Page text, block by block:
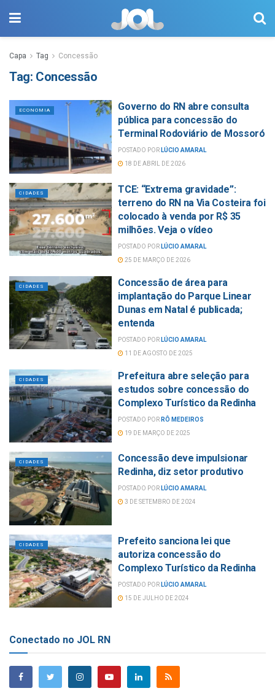
Capa Tag Concessão
Tag: Concessão
ECONOMIA
Governo do RN abre consulta
pública para concessão do
Terminal Rodoviário de Mossoró
POSTADO POR LÚCIO AMARAL
18 DE ABRIL DE 2026
CIDADES
TCE: “Extrema gravidade”:
terreno do RN na Via Costeira foi
colocado à venda por R$ 35
milhões. Veja o vídeo
POSTADO POR LÚCIO AMARAL
25 DE MARÇO DE 2026
CIDADES
Concessão de área para
implantação do Parque Linear
Dunas em Natal é publicada;
entenda
POSTADO POR LÚCIO AMARAL
11 DE AGOSTO DE 2025
CIDADES
Prefeitura abre seleção para
estudos sobre concessão do
Complexo Turístico da Redinha
POSTADO POR RÔ MEDEIROS
19 DE MARÇO DE 2025
CIDADES
Concessão deve impulsionar
Redinha, diz setor produtivo
POSTADO POR LÚCIO AMARAL
3 DE SETEMBRO DE 2024
CIDADES
Prefeito sanciona lei que
autoriza concessão do
Complexo Turístico da Redinha
POSTADO POR LÚCIO AMARAL
15 DE JULHO DE 2024
Conectado no JOL RN